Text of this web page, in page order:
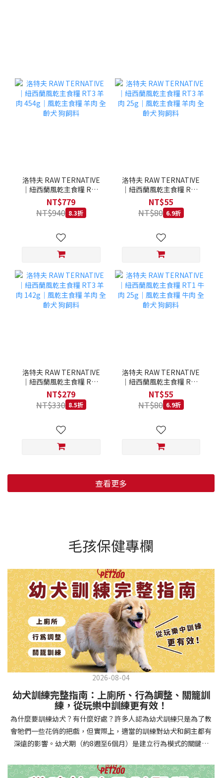
洛特夫 RAW TERNATIVE
｜紐西蘭風乾主食糧 RT3
羊肉 454g｜風乾主食糧 羊
肉 全齡犬 狗飼料
NT$779
NT$940 8.3折
洛特夫 RAW TERNATIVE
｜紐西蘭風乾主食糧 RT3
羊肉 25g｜風乾主食糧 羊
肉 全齡犬 狗飼料
NT$55
NT$80 6.9折
洛特夫 RAW TERNATIVE
｜紐西蘭風乾主食糧 RT3
羊肉 142g｜風乾主食糧 羊
肉 全齡犬 狗飼料
NT$279
NT$330 8.5折
洛特夫 RAW TERNATIVE
｜紐西蘭風乾主食糧 RT1
牛肉 25g｜風乾主食糧 牛
肉 全齡犬 狗飼料
NT$55
NT$80 6.9折
查看更多
毛孩保健專欄
2026-08-04
幼犬訓練完整指南：上廁所、行為調整、關籠訓
練，從玩樂中訓練更有效！
為什麼要訓練幼犬？有什麼好處？許多人認為幼犬訓練只是為了教
會牠們一些花俏的把戲，但實際上，適當的訓練對幼犬和飼主都有
深遠的影響。幼犬期（約8週至6個月）是建立行為模式的關鍵時
的行為問題，並建立人犬間的健康關係。 建立安全健康的生活環境